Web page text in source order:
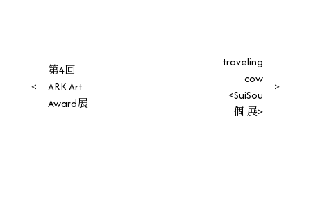
稿
<
第4回
ARK Art
Award展
>
traveling
cow
<SuiSou
個 展>